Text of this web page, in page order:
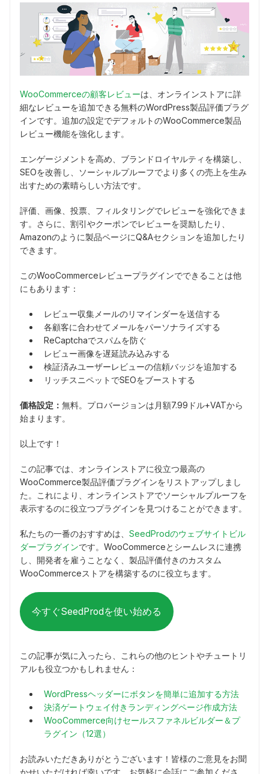
WooCommerceの顧客レビューは、オンラインストアに詳
細なレビューを追加できる無料のWordPress製品評価プラグ
インです。追加の設定でデフォルトのWooCommerce製品
レビュー機能を強化します。
エンゲージメントを高め、ブランドロイヤルティを構築し、
SEOを改善し、ソーシャルプルーフでより多くの売上を生み
出すための素晴らしい方法です。
評価、画像、投票、フィルタリングでレビューを強化できま
す。さらに、割引やクーポンでレビューを奨励したり、
Amazonのように製品ページにQ&Aセクションを追加したり
できます。
このWooCommerceレビュープラグインでできることは他
にもあります：
レビュー収集メールのリマインダーを送信する
各顧客に合わせてメールをパーソナライズする
ReCaptchaでスパムを防ぐ
レビュー画像を遅延読み込みする
検証済みユーザーレビューの信頼バッジを追加する
リッチスニペットでSEOをブーストする
価格設定： 無料。プロバージョンは月額7.99ドル+VATから
始まります。
以上です！
この記事では、オンラインストアに役立つ最高の
WooCommerce製品評価プラグインをリストアップしまし
た。これにより、オンラインストアでソーシャルプルーフを
表示するのに役立つプラグインを見つけることができます。
私たちの一番のおすすめは、 SeedProdのウェブサイトビル
ダープラグインです。WooCommerceとシームレスに連携
し、開発者を雇うことなく、製品評価付きのカスタム
WooCommerceストアを構築するのに役立ちます。
今すぐSeedProdを使い始める
この記事が気に入ったら、これらの他のヒントやチュートリ
アルも役立つかもしれません：
WordPressヘッダーにボタンを簡単に追加する方法
決済ゲートウェイ付きランディングページ作成方法
WooCommerce向けセールスファネルビルダー＆プ
ラグイン（12選）
お読みいただきありがとうございます！皆様のご意見をお聞